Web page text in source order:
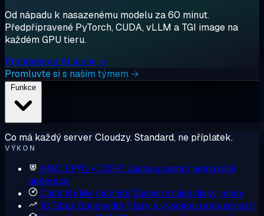
Od nápadu k nasazenému modelu za 60 minut.
Předpřipravené PyTorch, CUDA, vLLM a TGI image na
každém GPU tieru.
Prohlédnout AI úlohy →
Promluvte si s naším týmem →
Co má každý server Cloudzy. Standard, ne příplatek.
VÝKON
AMD EPYC + DDR5 Jádra a paměť nejnovější
generace
Čisté NVMe úložištěŽádné rotující disky, nikdy
10 Gbps Bandwidth Plány s vysokou propustností